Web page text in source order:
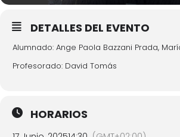
DETALLES DEL EVENTO
Alumnado: Ange Paola Bazzani Prada,
Profesorado: David Tomás
HORARIOS